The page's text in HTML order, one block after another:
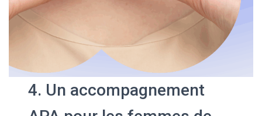
4. Un accompagnement